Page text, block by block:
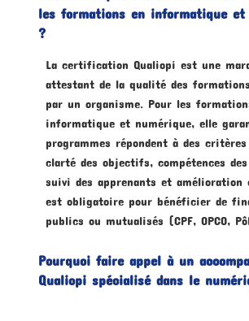
les formations en informatique et
?
La certification Qualiopi est une
attestant de la qualité des
par un organisme. Pour les
informatique et numérique, elle
programmes répondent à des
clarté des objectifs, compétences
suivi des apprenants et amélioration
est obligatoire pour bénéficier de
publics ou mutualisés (CPF, OPCO,
Pourquoi faire appel à un
Qualiopi spécialisé dans le